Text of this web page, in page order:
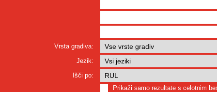
Vrsta gradiva:
Jezik:
Išči po:
Prikaži samo rezultate s celotnim